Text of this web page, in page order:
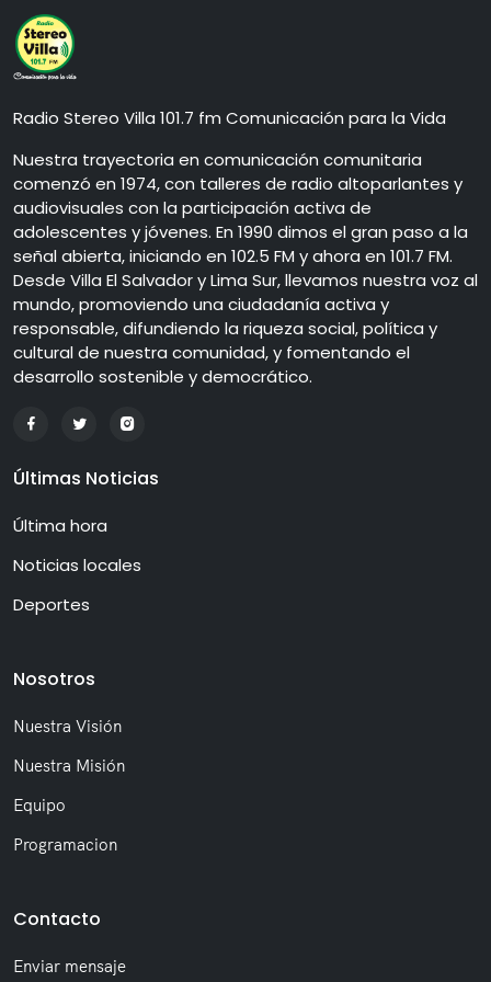
Radio Stereo Villa 101.7 fm Comunicación para la Vida
Nuestra trayectoria en comunicación comunitaria
comenzó en 1974, con talleres de radio altoparlantes y
audiovisuales con la participación activa de
adolescentes y jóvenes. En 1990 dimos el gran paso a la
señal abierta, iniciando en 102.5 FM y ahora en 101.7 FM.
Desde Villa El Salvador y Lima Sur, llevamos nuestra voz al
mundo, promoviendo una ciudadanía activa y
responsable, difundiendo la riqueza social, política y
cultural de nuestra comunidad, y fomentando el
desarrollo sostenible y democrático.
Últimas Noticias
Última hora
Noticias locales
Deportes
Nosotros
Nuestra Visión
Nuestra Misión
Equipo
Programacion
Contacto
Enviar mensaje